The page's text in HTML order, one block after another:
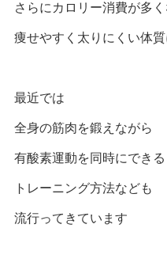
さらにカロリー消費が多く
痩せやすく太りにくい体質
最近では
全身の筋肉を鍛えながら
有酸素運動を同時にできる
トレーニング方法なども
流行ってきています